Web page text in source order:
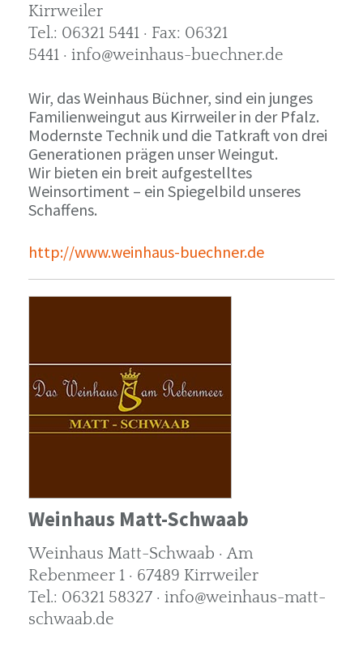
Kirrweiler
Tel.: 06321 5441 · Fax: 06321
5441 · info@weinhaus-buechner.de
Wir, das Weinhaus Büchner, sind ein junges
Familienweingut aus Kirrweiler in der Pfalz.
Modernste Technik und die Tatkraft von drei
Generationen prägen unser Weingut.
Wir bieten ein breit aufgestelltes
Weinsortiment – ein Spiegelbild unseres
Schaffens.
http://www.weinhaus-buechner.de
Weinhaus Matt-Schwaab
Weinhaus Matt-Schwaab · Am
Rebenmeer 1 · 67489 Kirrweiler
Tel.: 06321 58327 · info@weinhaus-matt-
schwaab.de